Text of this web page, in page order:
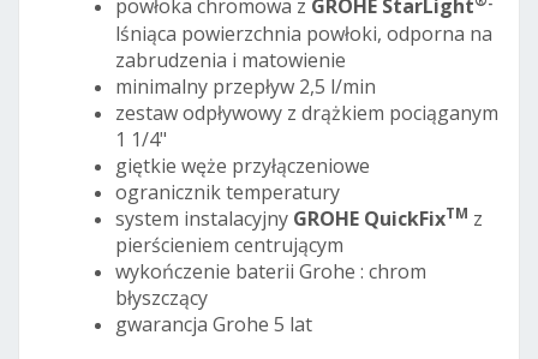
powłoka chromowa z GROHE StarLight
lśniąca powierzchnia powłoki, odporna na
zabrudzenia i matowienie
minimalny przepływ 2,5 l/min
zestaw odpływowy z drążkiem pociąganym
1 1/4"
giętkie węże przyłączeniowe
ogranicznik temperatury
system instalacyjny GROHE QuickFixTM z
pierścieniem centrującym
wykończenie baterii Grohe : chrom
błyszczący
gwarancja Grohe 5 lat